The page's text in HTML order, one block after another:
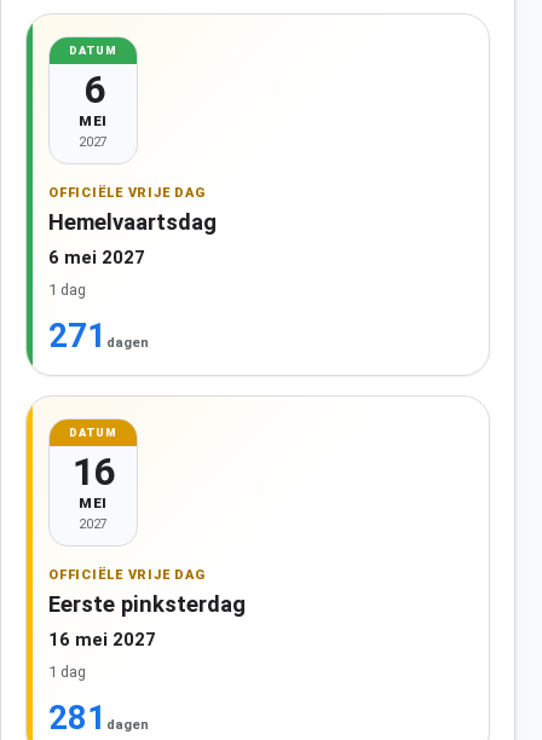
DATUM
6
MEI
2027
OFFICIËLE VRIJE DAG
Hemelvaartsdag
6 mei 2027
1 dag
271 dagen
DATUM
16
MEI
2027
OFFICIËLE VRIJE DAG
Eerste pinksterdag
16 mei 2027
1 dag
281 dagen